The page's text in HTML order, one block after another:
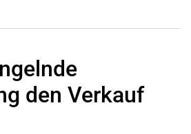
den Verkauf